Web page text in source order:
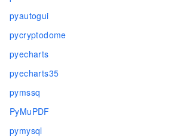
pyautogui
pycryptodome
pyecharts
pyecharts35
pymssq
PyMuPDF
pymysql